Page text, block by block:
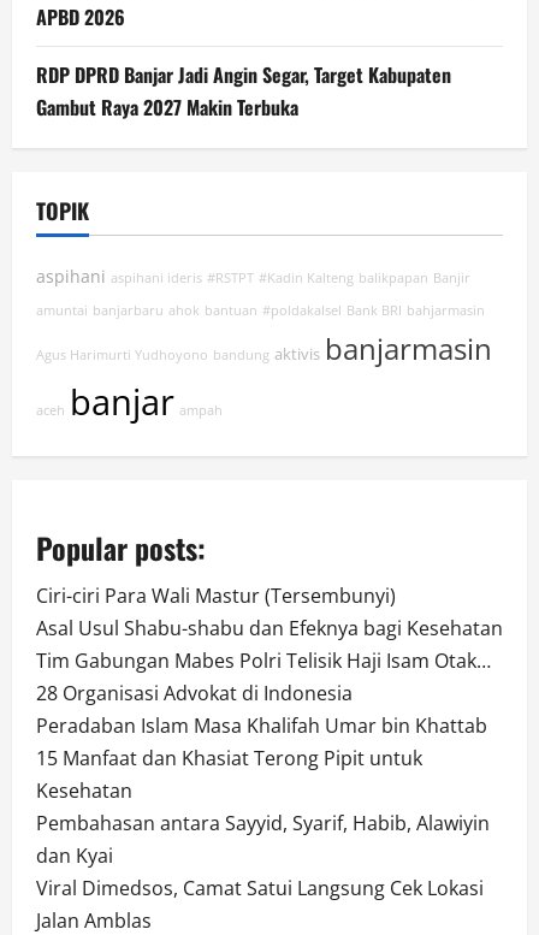
APBD 2026
RDP DPRD Banjar Jadi Angin Segar, Target Kabupaten
Gambut Raya 2027 Makin Terbuka
TOPIK
aspihani aspihani ideris #RSTPT #Kadin Kalteng balikpapan Banjir
amuntai banjarbaru ahok bantuan #poldakalsel Bank BRI bahjarmasin
Agus Harimurti Yudhoyono bandung aktivis banjarmasin
aceh banjar ampah
Popular posts:
Ciri-ciri Para Wali Mastur (Tersembunyi)
Asal Usul Shabu-shabu dan Efeknya bagi Kesehatan
Tim Gabungan Mabes Polri Telisik Haji Isam Otak…
28 Organisasi Advokat di Indonesia
Peradaban Islam Masa Khalifah Umar bin Khattab
15 Manfaat dan Khasiat Terong Pipit untuk
Kesehatan
Pembahasan antara Sayyid, Syarif, Habib, Alawiyin
dan Kyai
Viral Dimedsos, Camat Satui Langsung Cek Lokasi
Jalan Amblas